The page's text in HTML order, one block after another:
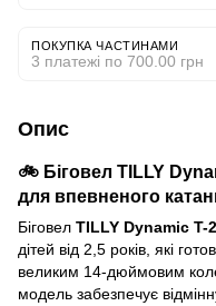
ПОКУПКА ЧАСТИНАМИ
3 платежі по 700.00 грн
Опис
🚲 Біговел TILLY
для впевненого
Біговел TILLY Dynamic T-
дітей від 2,5 років, які
великим 14-дюймовим
модель забезпечує